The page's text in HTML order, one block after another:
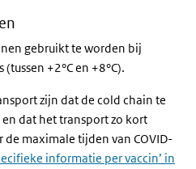
gebruikt te worden bij
+2°C en +8°C).
zijn dat de cold chain te
dat het transport zo kort
maximale tijden van COVID-
informatie per vaccin’ in